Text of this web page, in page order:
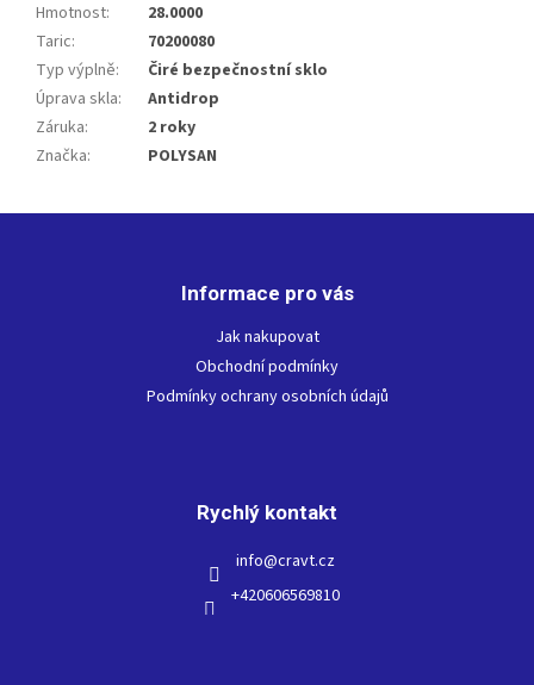
Hmotnost:
28.0000
Taric:
70200080
Typ výplně:
Čiré bezpečnostní sklo
Úprava skla:
Antidrop
Záruka:
2 roky
Značka: POLYSAN
Informace pro vás
Jak nakupovat
Obchodní podmínky
Podmínky ochrany osobních údajů
Rychlý kontakt
info@cravt.cz
+420606569810